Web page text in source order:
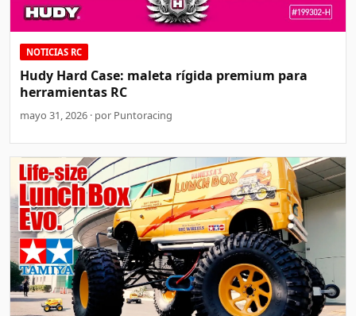
NOTICIAS RC
Hudy Hard Case: maleta rígida premium para
herramientas RC
mayo 31, 2026 · por Puntoracing